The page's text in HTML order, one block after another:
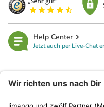
Help Center
Jetzt auch per Live-Chat